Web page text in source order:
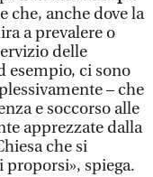
che, anche dove la
a prevalere o
delle
esempio, ci sono
– che
e soccorso alle
apprezzate dalla
che si
proporsi», spiega.